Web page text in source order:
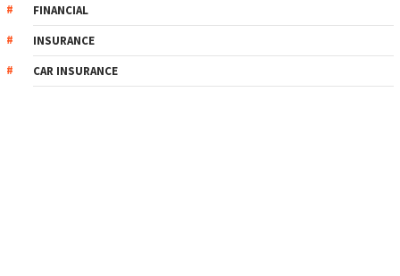
FINANCIAL
INSURANCE
CAR INSURANCE